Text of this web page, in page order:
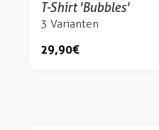
T-Shirt 'Bubbles'
3 Varianten
29,90 €